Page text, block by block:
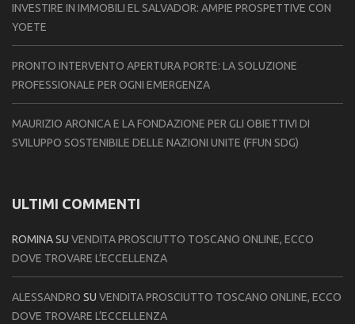
INVESTIRE IN IMMOBILI EL SALVADOR: AMPIE PROSPETTIVE CON
YOETE
PRONTO INTERVENTO APERTURA PORTE: LA SOLUZIONE
PROFESSIONALE PER OGNI EMERGENZA
MAURIZIO ARONICA E LA FONDAZIONE PER GLI OBIETTIVI DI
SVILUPPO SOSTENIBILE DELLE NAZIONI UNITE (FFUN SDG)
ULTIMI COMMENTI
ROMINASU VENDITA PROSCIUTTO TOSCANO ONLINE, ECCO
DOVE TROVARE L’ECCELLENZA
ALESSANDRO SU VENDITA PROSCIUTTO TOSCANO ONLINE, ECCO
DOVE TROVARE L’ECCELLENZA